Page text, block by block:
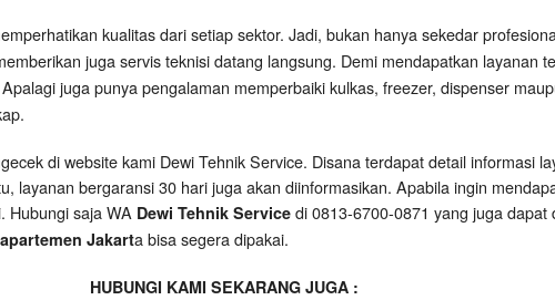
kualitas dari setiap sektor. Jadi, bukan hanya sekedar
juga servis teknisi datang langsung. Demi mendapatkan layanan
juga punya pengalaman memperbaiki kulkas, freezer, dispenser
di website kami Dewi Tehnik Service. Disana terdapat detail informasi
layanan bergaransi 30 hari juga akan diinformasikan. Apabila ingin
Hubungi saja WA Dewi Tehnik Service di 0813-6700-0871 yang juga dapat
Jakarta bisa segera dipakai.
HUBUNGI KAMI SEKARANG JUGA :